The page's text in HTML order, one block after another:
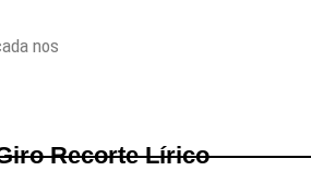
nos
Recorte Lírico